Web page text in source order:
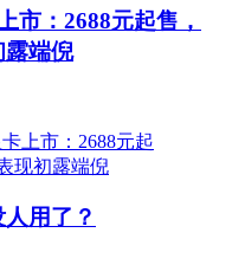
市：2688元起售，
露端倪
用了？